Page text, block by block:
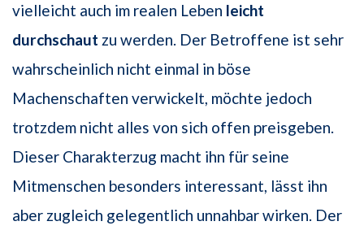
vielleicht auch im realen Leben leicht
durchschaut zu werden. Der Betroffene ist sehr
wahrscheinlich nicht einmal in böse
Machenschaften verwickelt, möchte jedoch
trotzdem nicht alles von sich offen preisgeben.
Dieser Charakterzug macht ihn für seine
Mitmenschen besonders interessant, lässt ihn
aber zugleich gelegentlich unnahbar wirken. Der